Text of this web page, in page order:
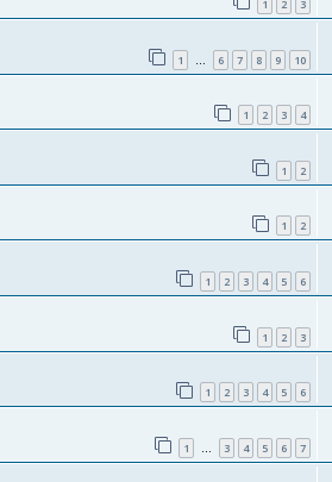
1 2 3
1 … 6 7 8 9 10
1 2 3 4
1 2
1 2
1 2 3 4 5 6
1 2 3
1 2 3 4 5 6
1 … 3 4 5 6 7